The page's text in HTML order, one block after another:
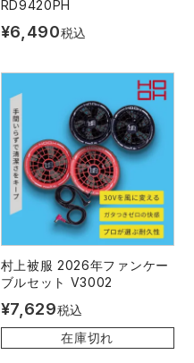
RD9420PH
¥6,490税込
村上被服 2026年ファンケー
ブルセット V3002
¥7,629税込
在庫切れ